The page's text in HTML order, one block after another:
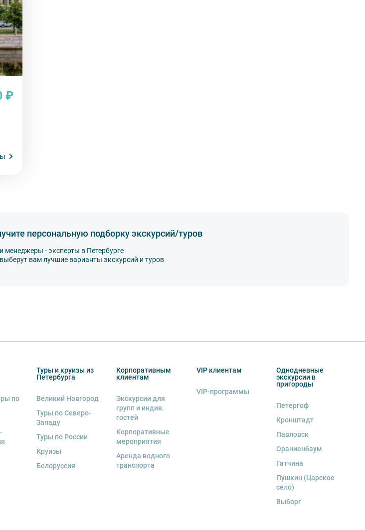
₽
персональную подборку экскурсий/туров
менеджеры - эксперты в Петербурге
вам лучшие варианты экскурсий и туров
по
Туры и круизы из
Петербурга
Великий Новгород
Туры по Северо-
Западу
Туры по России
Круизы
Белоруссия
Корпоративным
клиентам
Экскурсии для
групп и индив.
гостей
Корпоративные
мероприятия
Аренда водного
транспорта
VIP клиентам
VIP-программы
Однодневные
экскурсии в
пригороды
Петергоф
Кронштадт
Павловск
Ораниенбаум
Гатчина
Пушкин (Царское
село)
Выборг